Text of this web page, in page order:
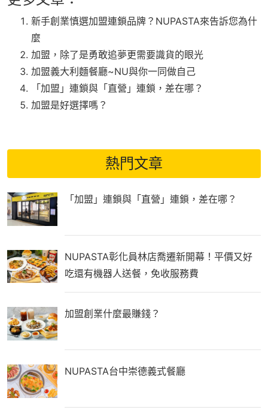
新手創業慎選加盟連鎖品牌？NUPASTA來告訴您為什
麼
加盟，除了是勇敢追夢更需要識貨的眼光
加盟義大利麵餐廳~NU與你一同做自己
「加盟」連鎖與「直營」連鎖，差在哪？
加盟是好選擇嗎？
熱門文章
「加盟」連鎖與「直營」連鎖，差在哪？
NUPASTA彰化員林店喬遷新開幕！平價又好
吃還有機器人送餐，免收服務費
加盟創業什麼最賺錢？
NUPASTA台中崇德義式餐廳